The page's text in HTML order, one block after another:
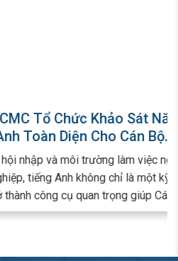
Chức Khảo Sát Năng
Diện Cho Cán Bộ
và môi trường làm việc ngày
Anh không chỉ là một kỹ
cụ quan trọng giúp Cán bộ
hiệu quả công việc, mở